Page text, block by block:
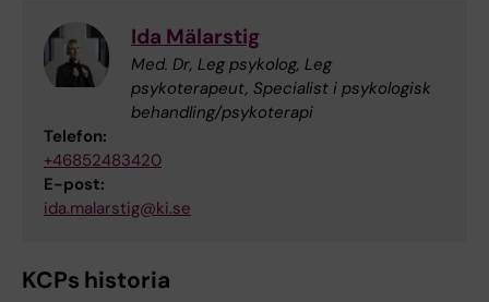
Ida Mälarstig
Med. Dr, Leg psykolog, Leg
psykoterapeut, Specialist i psykologisk
behandling/psykoterapi
Telefon:
+46852483420
E-post:
ida.malarstig@ki.se
KCPs historia